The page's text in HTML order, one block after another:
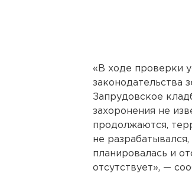
«В ходе проверки
законодательства
Запрудовское
захоронения не
продолжаются,
не
планировалась и
отсутствует», —